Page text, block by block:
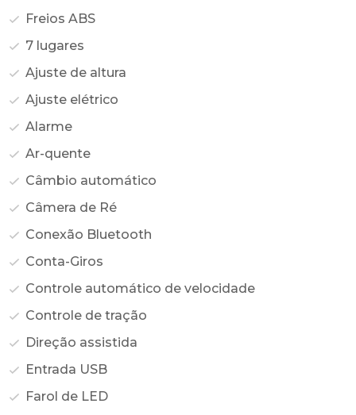
Freios ABS
7 lugares
Ajuste de altura
Ajuste elétrico
Alarme
Ar-quente
Câmbio automático
Câmera de Ré
Conexão Bluetooth
Conta-Giros
Controle automático de velocidade
Controle de tração
Direção assistida
Entrada USB
Farol de LED